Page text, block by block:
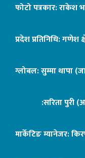
फोटो पत्रकार: राकेश
प्रदेश प्रतिनिधि: गणेश
ग्लोबल: सुम्मा थापा
:सरिता पुरी
मार्केटिङ म्यानेजर: